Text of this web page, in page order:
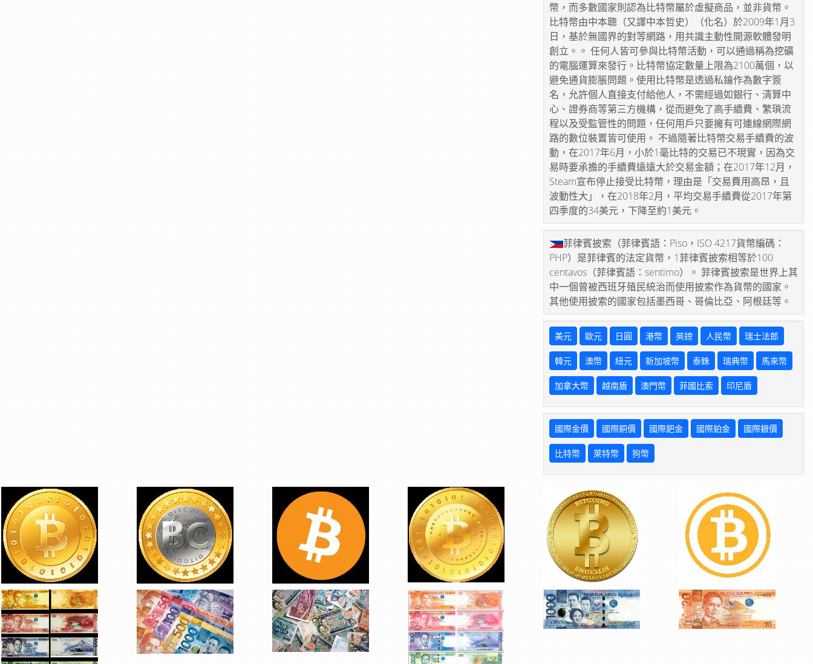
幣，而多數國家則認為比特幣屬於虛擬商品，並非貨幣。
比特幣由中本聰（又譯中本哲史）（化名）於2009年1月3
日，基於無國界的對等網路，用共識主動性開源軟體發明
創立。。 任何人皆可參與比特幣活動，可以通過稱為挖礦
的電腦運算來發行。比特幣協定數量上限為2100萬個，以
避免通貨膨脹問題。使用比特幣是透過私鑰作為數字簽
名，允許個人直接支付給他人，不需經過如銀行、清算中
心、證券商等第三方機構，從而避免了高手續費、繁瑣流
程以及受監管性的問題，任何用戶只要擁有可連線網際網
路的數位裝置皆可使用。 不過隨著比特幣交易手續費的波
動，在2017年6月，小於1毫比特的交易已不現實，因為交
易時要承擔的手續費遠遠大於交易金額；在2017年12月，
Steam宣布停止接受比特幣，理由是「交易費用高昂，且
波動性大」，在2018年2月，平均交易手續費從2017年第
四季度的34美元，下降至約1美元。
菲律賓披索（菲律賓語：Piso，ISO 4217貨幣編碼：
PHP）是菲律賓的法定貨幣，1菲律賓披索相等於100
centavos（菲律賓語：sentimo）。 菲律賓披索是世界上其
中一個曾被西班牙殖民統治而使用披索作為貨幣的國家。
其他使用披索的國家包括墨西哥、哥倫比亞、阿根廷等。
美元 歐元 日圓 港幣 英鎊 人民幣 瑞士法郎
韓元 澳幣 紐元 新加坡幣 泰銖 瑞典幣 馬來幣
加拿大幣 越南盾 澳門幣 菲國比索 印尼盾
國際金價 國際銅價 國際鈀金 國際鉑金 國際銀價
比特幣 萊特幣 狗幣